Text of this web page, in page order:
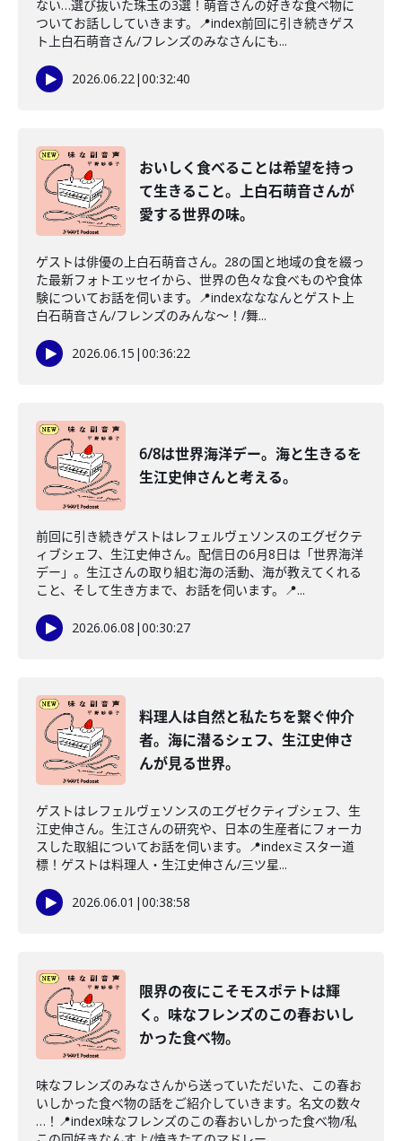
ない…選び抜いた珠玉の3選！萌音さんの好きな食べ物に
ついてお話ししていきます。📍index前回に引き続きゲス
ト上白石萌音さん/フレンズのみなさんにも...
2026.06.22|00:32:40
おいしく食べることは希望を持っ
て生きること。上白石萌音さんが
愛する世界の味。
ゲストは俳優の上白石萌音さん。28の国と地域の食を綴っ
た最新フォトエッセイから、世界の色々な食べものや食体
験についてお話を伺います。📍indexなななんとゲスト上
白石萌音さん/フレンズのみんな〜！/舞...
2026.06.15 |00:36:22
6/8は世界海洋デー。海と生きるを
生江史伸さんと考える。
前回に引き続きゲストはレフェルヴェソンスのエグゼクテ
ィブシェフ、生江史伸さん。配信日の6月8日は「世界海洋
デー」。生江さんの取り組む海の活動、海が教えてくれる
こと、そして生き方まで、お話を伺います。📍...
2026.06.08 |00:30:27
料理人は自然と私たちを繋ぐ仲介
者。海に潜るシェフ、生江史伸さ
んが見る世界。
ゲストはレフェルヴェソンスのエグゼクティブシェフ、生
江史伸さん。生江さんの研究や、日本の生産者にフォーカ
スした取組についてお話を伺います。📍indexミスター道
標！ゲストは料理人・生江史伸さん/三ツ星...
2026.06.01 |00:38:58
限界の夜にこそモスポテトは輝
く。味なフレンズのこの春おいし
かった食べ物。
味なフレンズのみなさんから送っていただいた、この春お
いしかった食べ物の話をご紹介していきます。名文の数々
…！📍index味なフレンズのこの春おいしかった食べ物/私